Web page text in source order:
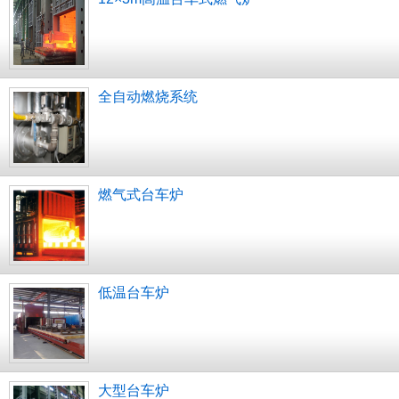
全自动燃烧系统
燃气式台车炉
低温台车炉
大型台车炉